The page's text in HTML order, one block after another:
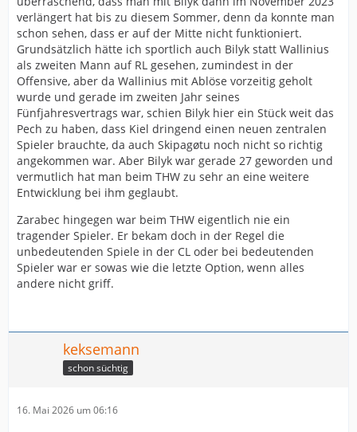
verlängert hat bis zu diesem Sommer, denn da konnte man
schon sehen, dass er auf der Mitte nicht funktioniert.
Grundsätzlich hätte ich sportlich auch Bilyk statt Wallinius
als zweiten Mann auf RL gesehen, zumindest in der
Offensive, aber da Wallinius mit Ablöse vorzeitig geholt
wurde und gerade im zweiten Jahr seines
Fünfjahresvertrags war, schien Bilyk hier ein Stück weit das
Pech zu haben, dass Kiel dringend einen neuen zentralen
Spieler brauchte, da auch Skipagøtu noch nicht so richtig
angekommen war. Aber Bilyk war gerade 27 geworden und
vermutlich hat man beim THW zu sehr an eine weitere
Entwicklung bei ihm geglaubt.
Zarabec hingegen war beim THW eigentlich nie ein
tragender Spieler. Er bekam doch in der Regel die
unbedeutenden Spiele in der CL oder bei bedeutenden
Spieler war er sowas wie die letzte Option, wenn alles
andere nicht griff.
keksemann
schon süchtig
16. Mai 2026 um 06:16